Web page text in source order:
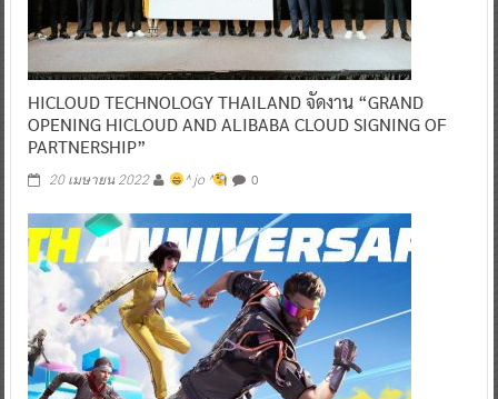
HICLOUD TECHNOLOGY THAILAND จัดงาน “GRAND
OPENING HICLOUD AND ALIBABA CLOUD SIGNING OF
PARTNERSHIP”
20 เมษายน 2022 ^ jo ^ 0